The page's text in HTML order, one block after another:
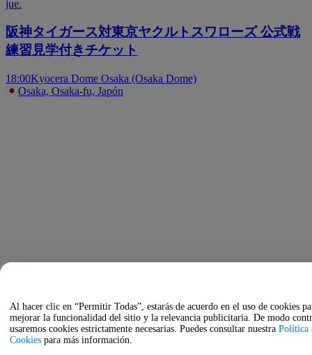
jue.
阪神タイガース対東京ヤクルトスワローズ 公式戦
練習見学付きチケット
18:00Kyocera Dome Osaka (Osaka Dome)
Osaka, Osaka-fu, Japón
Al hacer clic en “Permitir Todas”, estarás de acuerdo en el uso de cookies
mejorar la funcionalidad del sitio y la relevancia publicitaria. De modo
usaremos cookies estrictamente necesarias. Puedes consultar nuestra Política
Cookies para más información.